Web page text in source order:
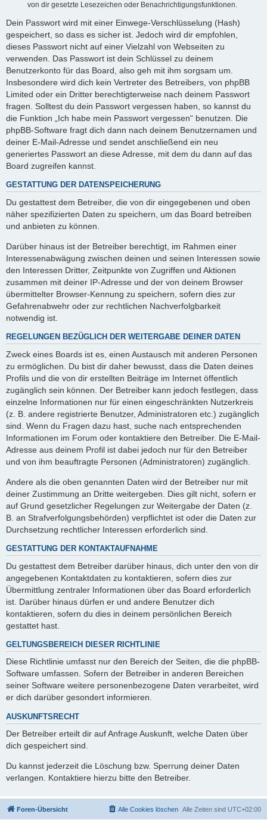
von dir gesetzte Lesezeichen oder Benachrichtigungsfunktionen.
Dein Passwort wird mit einer Einwege-Verschlüsselung (Hash)
gespeichert, so dass es sicher ist. Jedoch wird dir empfohlen,
dieses Passwort nicht auf einer Vielzahl von Webseiten zu
verwenden. Das Passwort ist dein Schlüssel zu deinem
Benutzerkonto für das Board, also geh mit ihm sorgsam um.
Insbesondere wird dich kein Vertreter des Betreibers, von phpBB
Limited oder ein Dritter berechtigterweise nach deinem Passwort
fragen. Solltest du dein Passwort vergessen haben, so kannst du
die Funktion „Ich habe mein Passwort vergessen“ benutzen. Die
phpBB-Software fragt dich dann nach deinem Benutzernamen und
deiner E-Mail-Adresse und sendet anschließend ein neu
generiertes Passwort an diese Adresse, mit dem du dann auf das
Board zugreifen kannst.
GESTATTUNG DER DATENSPEICHERUNG
Du gestattest dem Betreiber, die von dir eingegebenen und oben
näher spezifizierten Daten zu speichern, um das Board betreiben
und anbieten zu können.
Darüber hinaus ist der Betreiber berechtigt, im Rahmen einer
Interessenabwägung zwischen deinen und seinen Interessen sowie
den Interessen Dritter, Zeitpunkte von Zugriffen und Aktionen
zusammen mit deiner IP-Adresse und der von deinem Browser
übermittelter Browser-Kennung zu speichern, sofern dies zur
Gefahrenabwehr oder zur rechtlichen Nachverfolgbarkeit
notwendig ist.
REGELUNGEN BEZÜGLICH DER WEITERGABE DEINER DATEN
Zweck eines Boards ist es, einen Austausch mit anderen Personen
zu ermöglichen. Du bist dir daher bewusst, dass die Daten deines
Profils und die von dir erstellten Beiträge im Internet öffentlich
zugänglich sein können. Der Betreiber kann jedoch festlegen, dass
einzelne Informationen nur für einen eingeschränkten Nutzerkreis
(z. B. andere registrierte Benutzer, Administratoren etc.) zugänglich
sind. Wenn du Fragen dazu hast, suche nach entsprechenden
Informationen im Forum oder kontaktiere den Betreiber. Die E-Mail-
Adresse aus deinem Profil ist dabei jedoch nur für den Betreiber
und von ihm beauftragte Personen (Administratoren) zugänglich.
Andere als die oben genannten Daten wird der Betreiber nur mit
deiner Zustimmung an Dritte weitergeben. Dies gilt nicht, sofern er
auf Grund gesetzlicher Regelungen zur Weitergabe der Daten (z.
B. an Strafverfolgungsbehörden) verpflichtet ist oder die Daten zur
Durchsetzung rechtlicher Interessen erforderlich sind.
GESTATTUNG DER KONTAKTAUFNAHME
Du gestattest dem Betreiber darüber hinaus, dich unter den von dir
angegebenen Kontaktdaten zu kontaktieren, sofern dies zur
Übermittlung zentraler Informationen über das Board erforderlich
ist. Darüber hinaus dürfen er und andere Benutzer dich
kontaktieren, sofern du dies in deinem persönlichen Bereich
gestattet hast.
GELTUNGSBEREICH DIESER RICHTLINIE
Diese Richtlinie umfasst nur den Bereich der Seiten, die die phpBB-
Software umfassen. Sofern der Betreiber in anderen Bereichen
seiner Software weitere personenbezogene Daten verarbeitet, wird
er dich darüber gesondert informieren.
AUSKUNFTSRECHT
Der Betreiber erteilt dir auf Anfrage Auskunft, welche Daten über
dich gespeichert sind.
Du kannst jederzeit die Löschung bzw. Sperrung deiner Daten
verlangen. Kontaktiere hierzu bitte den Betreiber.
Foren-Übersicht Alle Zeiten sind UTC+02:00
Alle Cookies löschen